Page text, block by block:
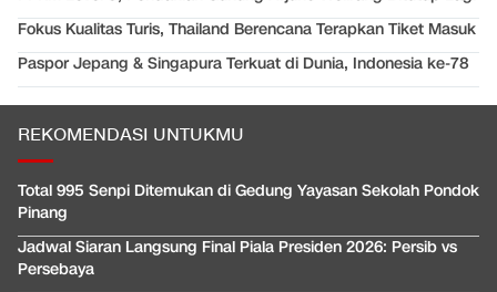
Fokus Kualitas Turis, Thailand Berencana Terapkan Tiket Masuk
Paspor Jepang & Singapura Terkuat di Dunia, Indonesia ke-78
REKOMENDASI UNTUKMU
Total 995 Senpi Ditemukan di Gedung Yayasan Sekolah Pondok
Pinang
Jadwal Siaran Langsung Final Piala Presiden 2026: Persib vs
Persebaya